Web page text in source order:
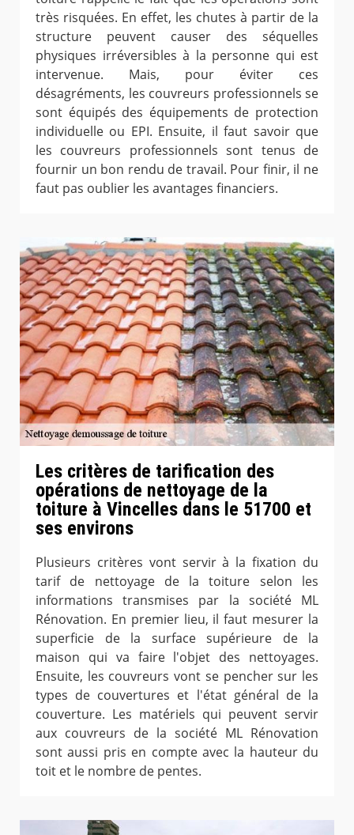
très risquées. En effet, les chutes à partir de la
structure peuvent causer des séquelles
physiques irréversibles à la personne qui est
intervenue. Mais, pour éviter ces
désagréments, les couvreurs professionnels se
sont équipés des équipements de protection
individuelle ou EPI. Ensuite, il faut savoir que
les couvreurs professionnels sont tenus de
fournir un bon rendu de travail. Pour finir, il ne
faut pas oublier les avantages financiers.
Les critères de tarification des
opérations de nettoyage de la
toiture à Vincelles dans le 51700 et
ses environs
Plusieurs critères vont servir à la fixation du
tarif de nettoyage de la toiture selon les
informations transmises par la société ML
Rénovation. En premier lieu, il faut mesurer la
superficie de la surface supérieure de la
maison qui va faire l'objet des nettoyages.
Ensuite, les couvreurs vont se pencher sur les
types de couvertures et l'état général de la
couverture. Les matériels qui peuvent servir
aux couvreurs de la société ML Rénovation
sont aussi pris en compte avec la hauteur du
toit et le nombre de pentes.